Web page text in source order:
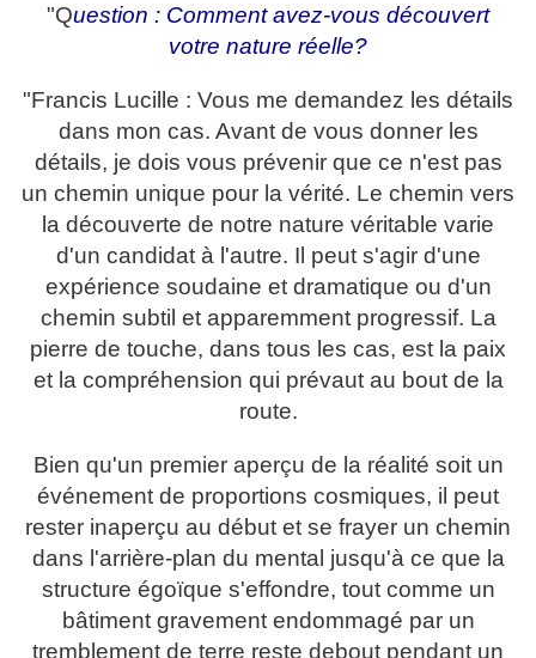
"Question : Comment avez-vous découvert
votre nature réelle?
"Francis Lucille : Vous me demandez les détails
dans mon cas. Avant de vous donner les
détails, je dois vous prévenir que ce n'est pas
un chemin unique pour la vérité. Le chemin vers
la découverte de notre nature véritable varie
d'un candidat à l'autre. Il peut s'agir d'une
expérience soudaine et dramatique ou d'un
chemin subtil et apparemment progressif. La
pierre de touche, dans tous les cas, est la paix
et la compréhension qui prévaut au bout de la
route.
Bien qu'un premier aperçu de la réalité soit un
événement de proportions cosmiques, il peut
rester inaperçu au début et se frayer un chemin
dans l'arrière-plan du mental jusqu'à ce que la
structure égoïque s'effondre, tout comme un
bâtiment gravement endommagé par un
tremblement de terre reste debout pendant un